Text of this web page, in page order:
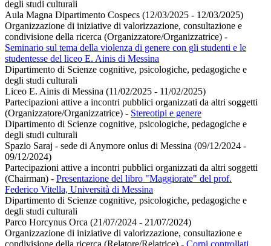
degli studi culturali
Aula Magna Dipartimento Cospecs (12/03/2025 - 12/03/2025)
Organizzazione di iniziative di valorizzazione, consultazione e
condivisione della ricerca (Organizzatore/Organizzatrice) -
Seminario sul tema della violenza di genere con gli studenti e le
studentesse del liceo E. Ainis di Messina
Dipartimento di Scienze cognitive, psicologiche, pedagogiche e
degli studi culturali
Liceo E. Ainis di Messina (11/02/2025 - 11/02/2025)
Partecipazioni attive a incontri pubblici organizzati da altri soggetti
(Organizzatore/Organizzatrice) - Stereotipi e genere
Dipartimento di Scienze cognitive, psicologiche, pedagogiche e
degli studi culturali
Spazio Saraj - sede di Anymore onlus di Messina (09/12/2024 -
09/12/2024)
Partecipazioni attive a incontri pubblici organizzati da altri soggetti
(Chairman) - Presentazione del libro "Maggiorate" del prof.
Federico Vitella, Università di Messina
Dipartimento di Scienze cognitive, psicologiche, pedagogiche e
degli studi culturali
Parco Horcynus Orca (21/07/2024 - 21/07/2024)
Organizzazione di iniziative di valorizzazione, consultazione e
condivisione della ricerca (Relatore/Relatrice) - Corpi controllati,